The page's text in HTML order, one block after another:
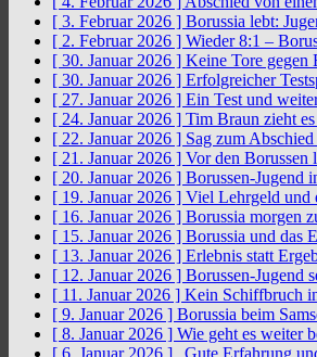
[ 3. Februar 2026 ] Borussia lebt:
[ 2. Februar 2026 ] Wieder 8:1 –
[ 30. Januar 2026 ] Keine Tore gegen
[ 30. Januar 2026 ] Erfolgreicher
[ 27. Januar 2026 ] Ein Test und
[ 24. Januar 2026 ] Tim Braun zieht
[ 22. Januar 2026 ] Sag zum
[ 21. Januar 2026 ] Vor den Borussen
[ 20. Januar 2026 ] Borussen-Jugend
[ 19. Januar 2026 ] Viel Lehrgeld und
[ 16. Januar 2026 ] Borussia morgen
[ 15. Januar 2026 ] Borussia und das
[ 13. Januar 2026 ] Erlebnis statt
[ 12. Januar 2026 ] Borussen-Jugend
[ 11. Januar 2026 ] Kein Schiffbruch
[ 9. Januar 2026 ] Borussia beim
[ 8. Januar 2026 ] Wie geht es weiter
[ 6. Januar 2026 ]
„Gute Erfahrung